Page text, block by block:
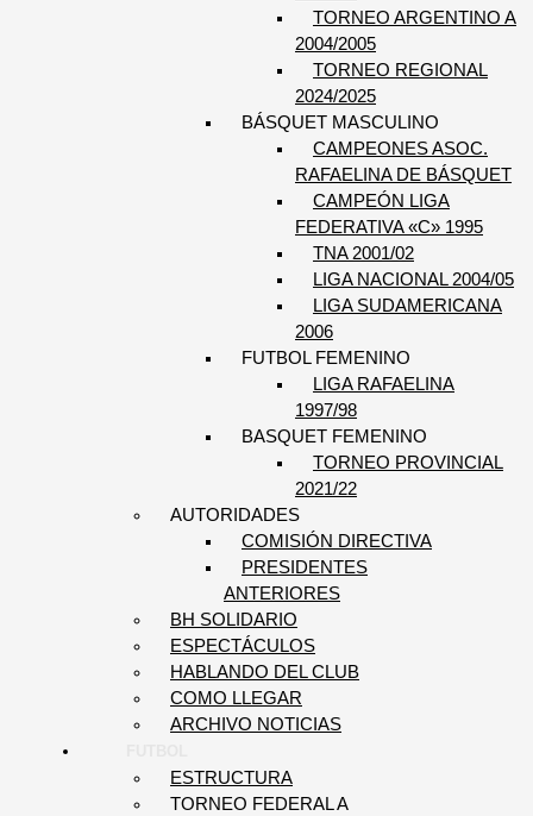
TORNEO ARGENTINO A
2004/2005
TORNEO REGIONAL
2024/2025
BÁSQUET MASCULINO
CAMPEONES ASOC.
RAFAELINA DE BÁSQUET
CAMPEÓN LIGA
FEDERATIVA «C» 1995
TNA 2001/02
LIGA NACIONAL 2004/05
LIGA SUDAMERICANA
2006
FUTBOL FEMENINO
LIGA RAFAELINA
1997/98
BASQUET FEMENINO
TORNEO PROVINCIAL
2021/22
AUTORIDADES
COMISIÓN DIRECTIVA
PRESIDENTES
ANTERIORES
BH SOLIDARIO
ESPECTÁCULOS
HABLANDO DEL CLUB
COMO LLEGAR
ARCHIVO NOTICIAS
ESTRUCTURA
TORNEO FEDERAL A